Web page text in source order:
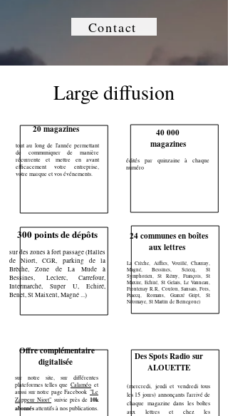
Contact
Large diffusion
20 magazines
tout au long de l'année permettant
de communiquer de manière
récurrente et mettre en avant
efficacement votre entreprise,
votre marque et vos événements.
40 000
magazines
édités par quinzaine à chaque
numéro
300 points de dépôts
sur des zones à fort passage (Halles
de Niort, CGR, parking de la
Brèche, Zone de La Mude à
Bessines, Leclerc, Carrefour,
Intermarché, Super U, Echiré,
Benet, St Maixent, Magné ...)
24 communes en boîtes
aux lettres
La Crèche, Aiffres, Vouillé, Chauray,
Magné, Bessines, Sciecq, St
Symphorien, St Rémy, François, St
Maxire, Echiré, St Gelais, Le Vanneau,
Frontenay R.R, Coulon, Sansais, Fors,
Praecq, Romans, Granzé Gript, St
Néomaye, St Martin de Bernegoue)
Offre complémentaire
digitalisée
sur notre site, sur différentes
plateformes telles que Calaméo et
aussi sur notre page Facebook "Le
Zappeur Niort" suivie près de 10k
abonnés attentifs à nos publications.
Des Spots Radio sur
ALOUETTE
(mercredi, jeudi et vendredi tous
les 15 jours) annonçants l'arrivé de
chaque magazine dans les boîtes
aux lettres et chez les